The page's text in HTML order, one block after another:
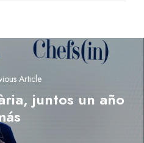
Article
Previous
post:
juntos un año